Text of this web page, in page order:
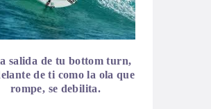
salida de tu bottom turn,
de ti como la ola que
rompe, se debilita.